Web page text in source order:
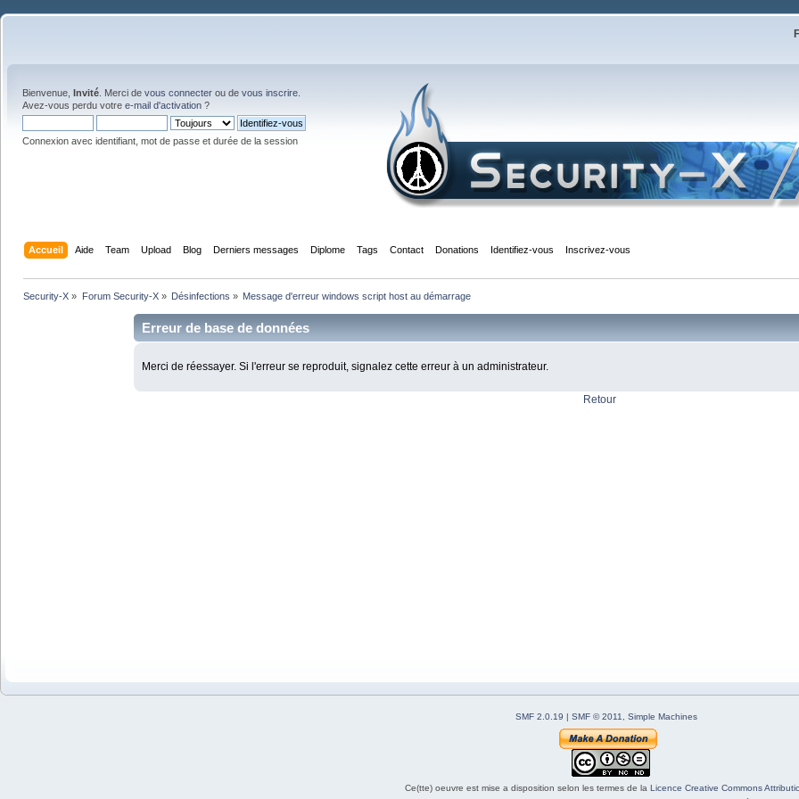
Bienvenue, Invité . Merci de vous connecter ou de vous inscrire
Avez-vous perdu votre e-mail d'activation ?
Connexion avec identifiant, mot de passe et durée de la session
Accueil Aide Team Upload Blog Derniers messages Diplome Tags Contact Donations Identifiez-vous Inscrivez-vous
Security-X » Forum Security-X» Désinfections » Message d'erreur windows script host au démarrage
Erreur de base de données
Merci de réessayer. Si l'erreur se reproduit, signalez cette erreur à un administrateur.
Retour
SMF 2.0.19 | SMF © 2011 Simple Machines
Ce(tte) oeuvre est mise a disposition selon les termes de la Licence Creative Commons